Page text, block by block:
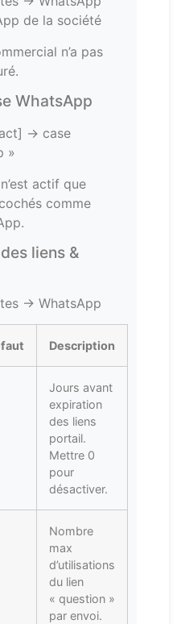
de la société
n’a pas
WhatsApp
→ case
»
actif que
comme
liens &
→ WhatsApp
Description
Jours avant
expiration
des liens
portail.
Mettre 0
pour
désactiver.
Nombre
max
d’utilisations
du lien
« question »
par envoi.